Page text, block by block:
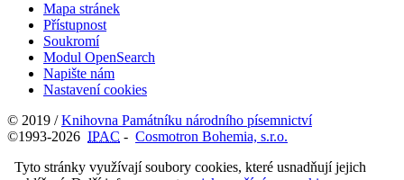
Mapa stránek
Přístupnost
Soukromí
Modul OpenSearch
Napište nám
Nastavení cookies
© 2019 /Knihovna Památníku národního písemnictví
©1993-2026 IPAC - Cosmotron Bohemia, s.r.o.
Tyto stránky využívají soubory cookies, které usnadňují jejich